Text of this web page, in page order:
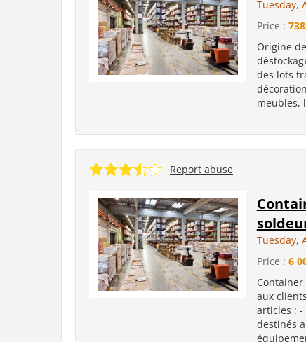
Tuesday,
Price :
Origine
des lots
meubles,
Report abuse
Tuesday,
Price : 6
aux
articles : -
destinés